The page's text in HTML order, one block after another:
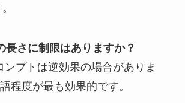
長さに制限はありますか？
ンプトは逆効果の場合がありま
程度が最も効果的です。